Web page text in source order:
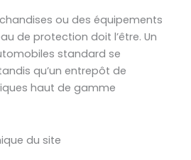
ou des équipements
de protection doit l’être. Un
standard se
qu’un entrepôt de
haut de gamme
du site